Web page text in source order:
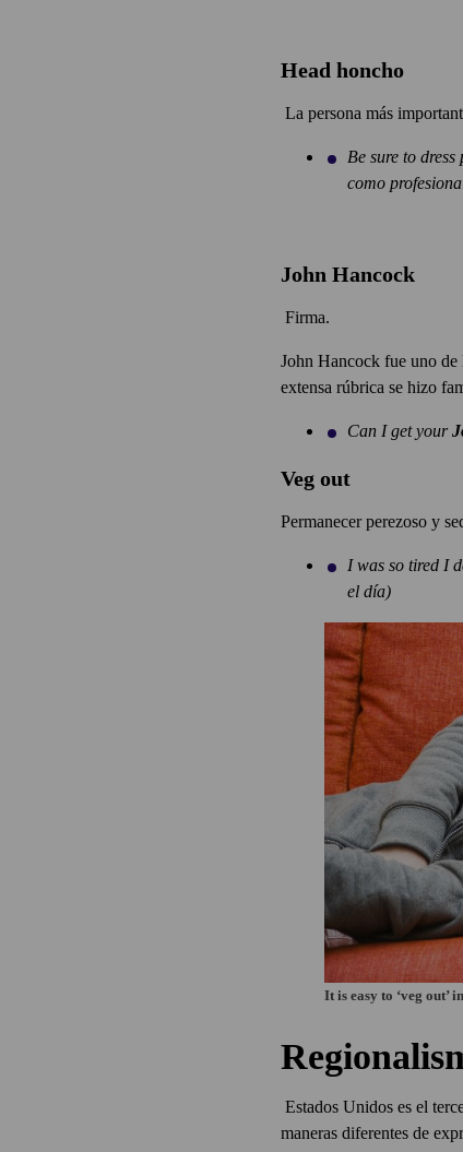
Head honcho
La persona más
Be sure to
como
John Hancock
Firma.
John Hancock fue uno
extensa rúbrica se hizo
Can I get your
Veg out
Permanecer perezoso y
I was so tired I
el día)
It is easy to ‘veg out’
Estados Unidos es el
maneras diferentes de